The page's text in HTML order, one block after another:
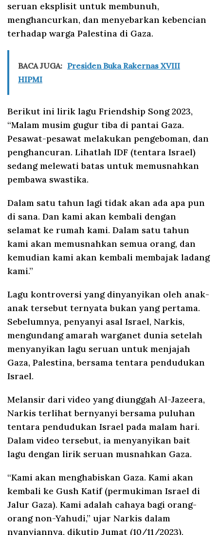
seruan eksplisit untuk membunuh,
menghancurkan, dan menyebarkan kebencian
terhadap warga Palestina di Gaza.
BACA JUGA: Presiden Buka Rakernas XVIII
HIPMI
Berikut ini lirik lagu Friendship Song 2023,
“Malam musim gugur tiba di pantai Gaza.
Pesawat-pesawat melakukan pengeboman, dan
penghancuran. Lihatlah IDF (tentara Israel)
sedang melewati batas untuk memusnahkan
pembawa swastika.
Dalam satu tahun lagi tidak akan ada apa pun
di sana. Dan kami akan kembali dengan
selamat ke rumah kami. Dalam satu tahun
kami akan memusnahkan semua orang, dan
kemudian kami akan kembali membajak ladang
kami.”
Lagu kontroversi yang dinyanyikan oleh anak-
anak tersebut ternyata bukan yang pertama.
Sebelumnya, penyanyi asal Israel, Narkis,
mengundang amarah warganet dunia setelah
menyanyikan lagu seruan untuk menjajah
Gaza, Palestina, bersama tentara pendudukan
Israel.
Melansir dari video yang diunggah Al-Jazeera,
Narkis terlihat bernyanyi bersama puluhan
tentara pendudukan Israel pada malam hari.
Dalam video tersebut, ia menyanyikan bait
lagu dengan lirik seruan musnahkan Gaza.
“Kami akan menghabiskan Gaza. Kami akan
kembali ke Gush Katif (permukiman Israel di
Jalur Gaza). Kami adalah cahaya bagi orang-
orang non-Yahudi,” ujar Narkis dalam
nyanyiannya, dikutip Jumat (10/11/2023).